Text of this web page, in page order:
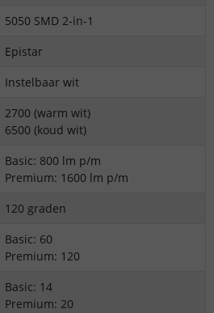
5050 SMD 2-in-1
Epistar
Instelbaar wit
2700 (warm wit)
6500 (koud wit)
Basic: 800 lm p/m
Premium: 1600 lm p/m
120 graden
Basic: 60
Premium: 120
Basic: 14
Premium: 20